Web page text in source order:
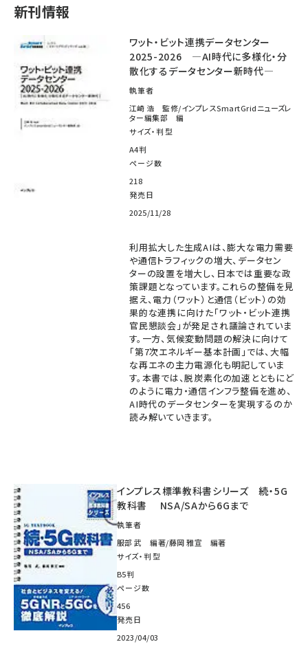
新刊情報
ワット・ビット連携データセンター
2025-2026 ―AI時代に多様化・分
散化するデータセンター新時代―
執筆者
江崎 浩 監修/インプレスSmartGridニューズレ
ター編集部 編
サイズ・判型
A4判
ページ数
218
発売日
2025/11/28
利用拡大した生成AIは、膨大な電力需要
や通信トラフィックの増大、データセン
ターの設置を増大し、日本では重要な政
策課題となっています。これらの整備を見
据え、電力（ワット）と通信（ビット）の効
果的な連携に向けた「ワット・ビット連携
官民懇談会」が発足され議論されていま
す。一方、気候変動問題の解決に向けて
「第7次エネルギー基本計画」では、大幅
な再エネの主力電源化も明記していま
す。本書では、脱炭素化の加速とともにど
のように電力・通信インフラ整備を進め、
AI時代のデータセンターを実現するのか
読み解いていきます。
インプレス標準教科書シリーズ 続・5G
教科書 NSA/SAから6Gまで
執筆者
服部 武 編著/藤岡 雅宣 編著
サイズ・判型
B5判
ページ数
456
発売日
2023/04/03